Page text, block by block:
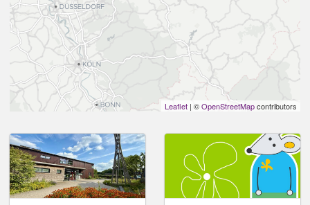
Leaflet | ©OpenStreetMapcontributors